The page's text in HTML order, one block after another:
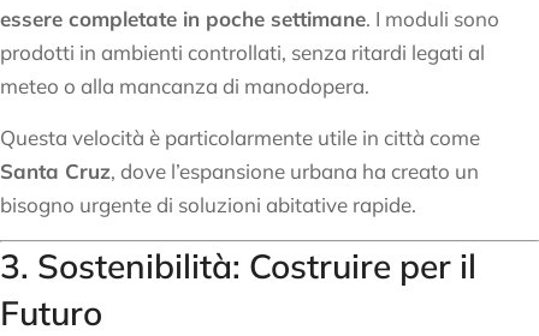
essere completate in poche settimane. I moduli sono
prodotti in ambienti controllati, senza ritardi legati al
meteo o alla mancanza di manodopera.
Questa velocità è particolarmente utile in città come
Santa Cruz, dove l’espansione urbana ha creato un
bisogno urgente di soluzioni abitative rapide.
3. Sostenibilità: Costruire per il
Futuro